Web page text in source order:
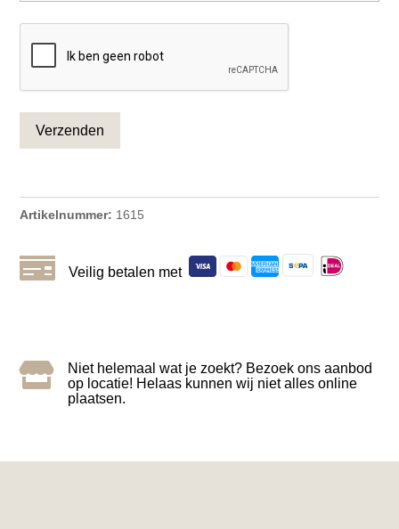
Artikelnummer: 1615
 Veilig betalen met

Niet helemaal wat je zoekt? Bezoek ons aanbod
op locatie! Helaas kunnen wij niet alles online
plaatsen.